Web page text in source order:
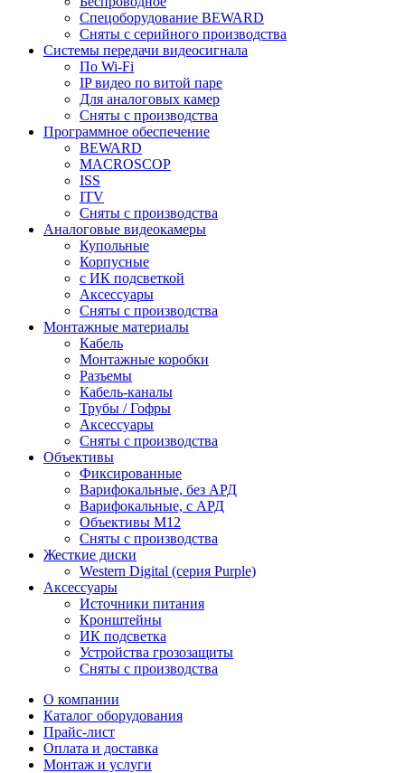
Спецоборудование BEWARD
Сняты с серийного производства
Системы передачи видеосигнала
По Wi-Fi
IP видео по витой паре
Для аналоговых камер
Сняты с производства
Программное обеспечение
BEWARD
MACROSCOP
ISS
ITV
Сняты с производства
Аналоговые видеокамеры
Купольные
Корпусные
c ИК подсветкой
Аксессуары
Сняты с производства
Монтажные материалы
Кабель
Монтажные коробки
Разъемы
Кабель-каналы
Трубы / Гофры
Аксессуары
Сняты с производства
Объективы
Фиксированные
Варифокальные, без АРД
Варифокальные, с АРД
Объективы M12
Сняты с производства
Жесткие диски
Western Digital (серия Purple)
Аксессуары
Источники питания
Кронштейны
ИК подсветка
Устройства грозозащиты
Сняты с производства
О компании
Каталог оборудования
Прайс-лист
Оплата и доставка
Монтаж и услуги